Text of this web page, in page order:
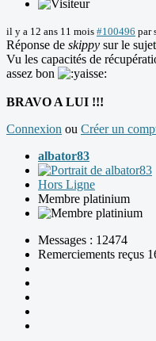
il y a 12 ans 11 mois #100496 par
Réponse de skippy sur le sujet
Vu les capacités de
assez bon
BRAVO A LUI !!!
Connexion ou Créer un
albator83
Hors Ligne
Membre platinium
Messages : 12474
Remerciements reçus